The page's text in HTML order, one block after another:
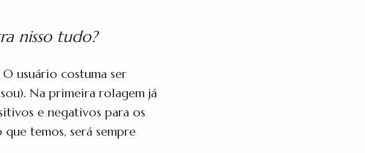
nisso tudo?
usuário costuma ser
Na primeira rolagem já
e negativos para os
temos, será sempre